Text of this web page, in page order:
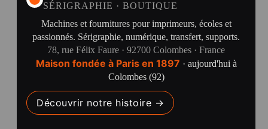
SÉRIGRAPHIE · BOUTIQUE
Machines et fournitures pour imprimeurs, écoles et
passionnés. Sérigraphie, numérique, transfert, supports.
78, rue Félix Faure · 92700 Colombes · France
Maison fondée à Paris en 1897 · aujourd'hui à
Colombes (92)
Découvrir notre histoire →